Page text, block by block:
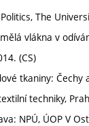
The
vlákna v
(CS)
tkaniny:
techniky,
NPÚ, ÚOP V